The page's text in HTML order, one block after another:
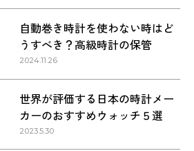
自動巻き時計を使わない時はど
うすべき？高級時計の保管
2024.11.26
世界が評価する日本の時計メー
カーのおすすめウォッチ５選
2023.5.30